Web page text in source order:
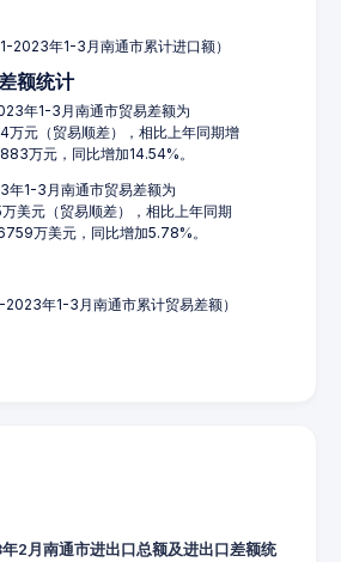
2023年1-3月南通市累计进口额）
额统计
年1-3月南通市贸易差额为
元（贸易顺差），相比上年同期增
万元，同比增加14.54%。
年1-3月南通市贸易差额为
美元（贸易顺差），相比上年同期
万美元，同比增加5.78%。
2023年1-3月南通市累计贸易差额）
2月南通市进出口总额及进出口差额统